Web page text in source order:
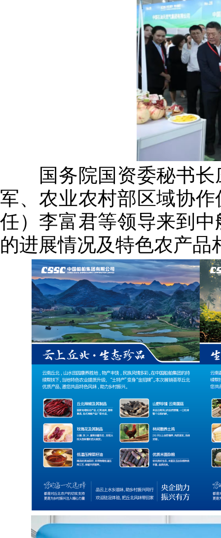
国务院国资委秘书长
军、农业农村部区域协
任）李富君等领导来到
的进展情况及特色农产品